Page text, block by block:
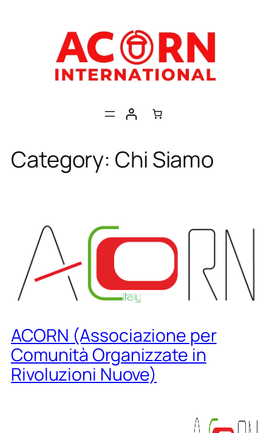
Category: Chi Siamo
ACORN (Associazione per
Comunità Organizzate in
Rivoluzioni Nuove)